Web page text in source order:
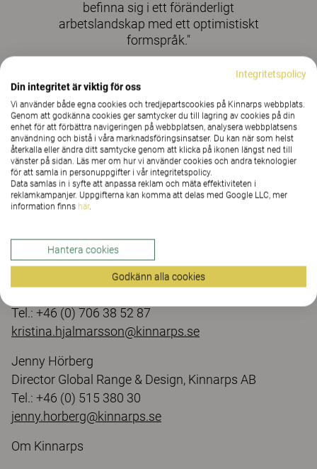
befinna sig i ett föränderligt
arbetslandskap med ett optimistiskt
formspråk."
Resultatet av detta samarbete visas upp
miniutställning av Greenhouse i Superellipsen på
Sergels Torg under Stockholm Design Week 8-13
februari 2021.
För mer information, kontakta:
Kristina Hjalmarsson
Tel.: +46 (0) 706 38 52 87
kristina.hjalmarsson@kinnarps.se
Jenny Hörberg
Director Global Range & Design, Kinnarps AB
Tel.: +46 (0) 515 380 30
jenny.horberg@kinnarps.se
Om Kinnarps
Integritetspolicy
Din integritet är viktig för oss
Vi använder både egna cookies och tredjepartscookies på Kinnarps webbplats.
Genom att godkänna cookies ger samtycker du till lagring av cookies på din
enhet för att förbättra navigeringen på webbplatsen, analysera webbplatsens
användning och bistå i våra marknadsföringsinsatser. Du kan när som helst
återkalla eller ändra ditt samtycke genom att klicka på ikonen längst ned till
vänster på sidan. Läs mer om hur vi använder cookies och andra teknologier
för att samla in personuppgifter i vår integritetspolicy.
Data samlas in i syfte att anpassa reklam och mäta effektiviteten i
reklamkampanjer. Uppgifterna kan komma att delas med Google LLC, mer
information finns här.
Hantera cookies
Godkänn alla cookies